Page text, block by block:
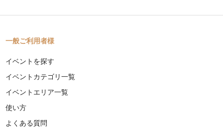
一般ご利用者様
イベントを探す
イベントカテゴリ一覧
イベントエリア一覧
使い方
よくある質問